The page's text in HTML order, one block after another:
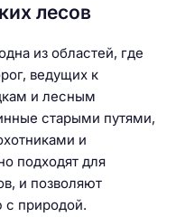
лесов
из областей, где
ведущих к
и лесным
старыми путями,
и
подходят для
и позволяют
с природой.